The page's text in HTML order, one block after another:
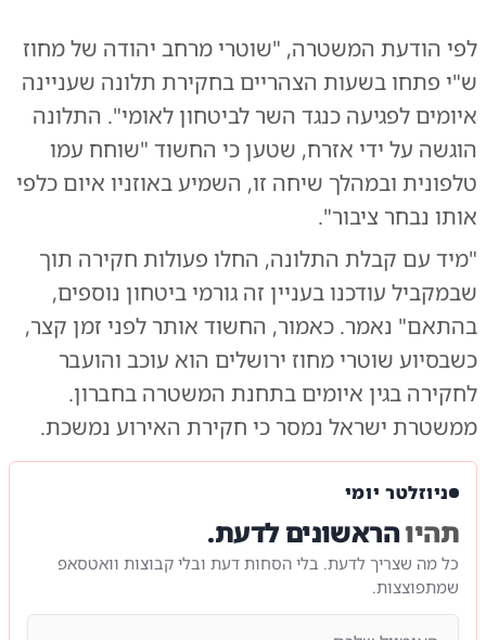
לפי הודעת המשטרה, "שוטרי מרחב יהודה של מחוז
ש"י פתחו בשעות הצהריים בחקירת תלונה שעניינה
איומים לפגיעה כנגד השר לביטחון לאומי". התלונה
הוגשה על ידי אזרח, שטען כי החשוד "שוחח עמו
טלפונית ובמהלך שיחה זו, השמיע באוזניו איום כלפי
אותו נבחר ציבור".
"מיד עם קבלת התלונה, החלו פעולות חקירה תוך
שבמקביל עודכנו בעניין זה גורמי ביטחון נוספים,
בהתאם" נאמר. כאמור, החשוד אותר לפני זמן קצר,
כשבסיוע שוטרי מחוז ירושלים הוא עוכב והועבר
לחקירה בגין איומים בתחנת המשטרה בחברון.
ממשטרת ישראל נמסר כי חקירת האירוע נמשכת.
ניוזלטר יומי
תהיוהראשונים לדעת.
כל מה שצריך לדעת. בלי הסחות דעת ובלי קבוצות וואטסאפ
שמתפוצצות.